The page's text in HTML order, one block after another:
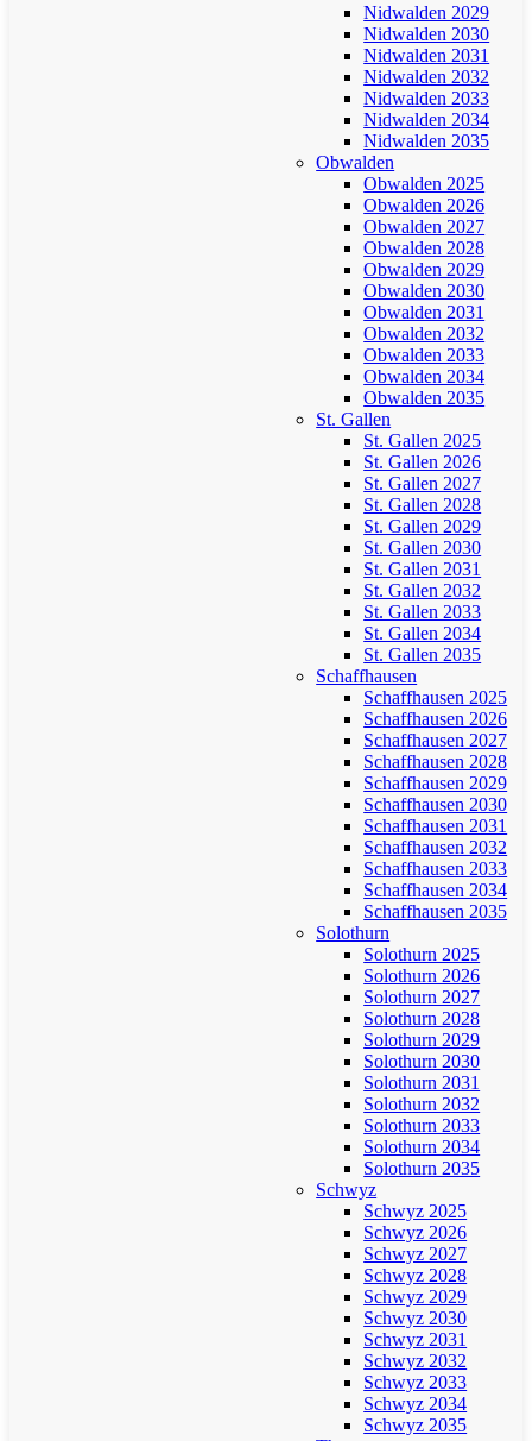
Nidwalden 2029
Nidwalden 2030
Nidwalden 2031
Nidwalden 2032
Nidwalden 2033
Nidwalden 2034
Nidwalden 2035
Obwalden
Obwalden 2025
Obwalden 2026
Obwalden 2027
Obwalden 2028
Obwalden 2029
Obwalden 2030
Obwalden 2031
Obwalden 2032
Obwalden 2033
Obwalden 2034
Obwalden 2035
St. Gallen
St. Gallen 2025
St. Gallen 2026
St. Gallen 2027
St. Gallen 2028
St. Gallen 2029
St. Gallen 2030
St. Gallen 2031
St. Gallen 2032
St. Gallen 2033
St. Gallen 2034
St. Gallen 2035
Schaffhausen
Schaffhausen 2025
Schaffhausen 2026
Schaffhausen 2027
Schaffhausen 2028
Schaffhausen 2029
Schaffhausen 2030
Schaffhausen 2031
Schaffhausen 2032
Schaffhausen 2033
Schaffhausen 2034
Schaffhausen 2035
Solothurn
Solothurn 2025
Solothurn 2026
Solothurn 2027
Solothurn 2028
Solothurn 2029
Solothurn 2030
Solothurn 2031
Solothurn 2032
Solothurn 2033
Solothurn 2034
Solothurn 2035
Schwyz
Schwyz 2025
Schwyz 2026
Schwyz 2027
Schwyz 2028
Schwyz 2029
Schwyz 2030
Schwyz 2031
Schwyz 2032
Schwyz 2033
Schwyz 2034
Schwyz 2035